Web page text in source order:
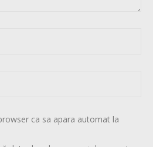
ca sa apara automat la